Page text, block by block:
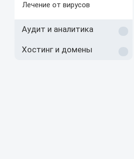
Лечение от вирусов
Аудит и аналитика
Хостинг и домены